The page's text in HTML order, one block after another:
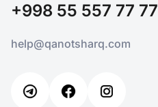
+998 55 557 77 77
help@qanotsharq.com